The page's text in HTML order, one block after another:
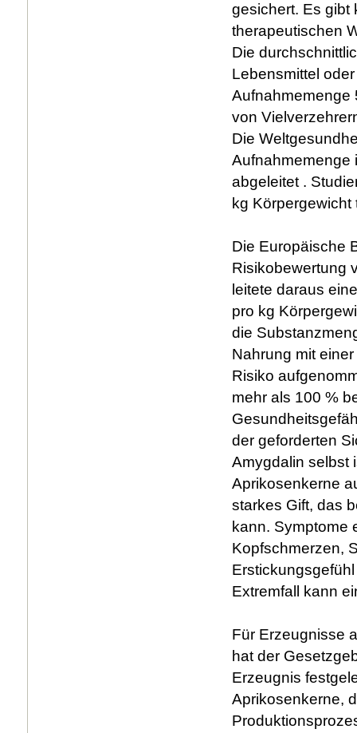
gesichert. Es gibt
therapeutischen
Die
Lebensmittel
Aufnahmemenge
von
Die
Aufnahmemenge
abgeleitet .
kg Körpergewicht
Die Europäische
Risikobewertung
leitete daraus
pro kg
die
Nahrung mit
Risiko
mehr als 100 %
der geforderten
Amygdalin selbst
Aprikosenkerne
starkes Gift, das
kann. Symptome
Kopfschmerzen,
Extremfall kann
Für Erzeugnisse
hat der
Erzeugnis
Aprikosenkerne,